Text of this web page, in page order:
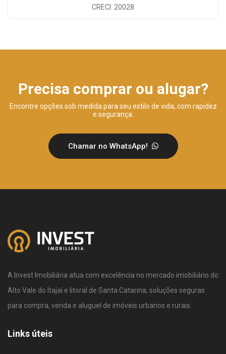
CRECI: 20028
Precisa comprar ou alugar?
Encontre opções sob medida para seu estilo de vida, com rapidez
e segurança.
Chamar no WhatsApp!
A Invest Imobiliária atua com excelência no mercado imobiliário do
Alto Vale do Itajaí e litoral de Santa Catarina, soluções seguras
para compra, venda e aluguel de imóveis urbanos e rurais.
Links úteis